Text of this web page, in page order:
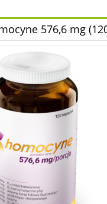
576,6 mg